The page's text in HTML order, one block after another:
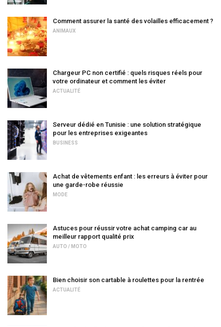
Comment assurer la santé des volailles efficacement ?
ANIMAUX
Chargeur PC non certifié : quels risques réels pour
votre ordinateur et comment les éviter
ACTUALITÉ
Serveur dédié en Tunisie : une solution stratégique
pour les entreprises exigeantes
BUSINESS
Achat de vêtements enfant : les erreurs à éviter pour
une garde-robe réussie
MODE
Astuces pour réussir votre achat camping car au
meilleur rapport qualité prix
AUTO / MOTO
Bien choisir son cartable à roulettes pour la rentrée
ACTUALITÉ